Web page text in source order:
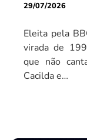
29/07/2026
Eleita pela
virada de
que não
Cacilda e…